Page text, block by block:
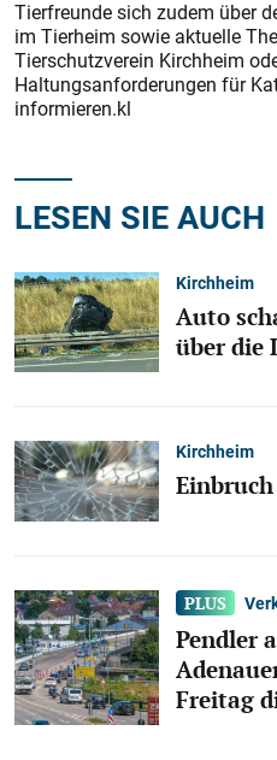
Tierfreunde sich zudem über
im Tierheim sowie aktuelle
Tierschutzverein Kirchheim
Haltungsanforderungen für
informieren.kl
LESEN SIE AUCH
Kirchheim
Auto
über die
Kirchheim
Pendler
Freitag